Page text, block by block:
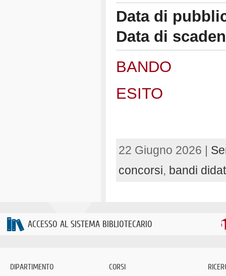
Data di
Data di
BANDO
ESITO
22 Giugno 2026 |
concorsi, bandi
ACCESSO AL SISTEMA BIBLIOTECARIO
DIPARTIMENTO CORSI